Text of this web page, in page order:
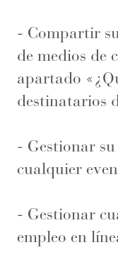
- Compartir
de medios de
apartado
destinatarios
- Gestionar
cualquier
- Gestionar
empleo en